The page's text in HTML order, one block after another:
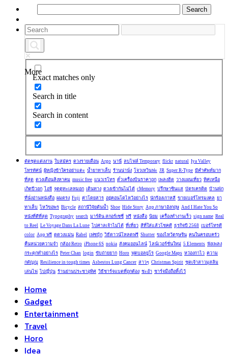
More
Exact matches only
Search in title
Search in content
ตัดชุดแต่งงาน ใบสมัคร ดวงรายเดือน Argo นานี่ ลบไฟล์ Temporary flickr natural Iya Valley
โทรทัศน์ ผู้หญิงข้าใครอย่าแตะ น้ำยาทาเล็บ ร้านน่านั่ง โจวเหวินฟะ JR Super R-Type มีคำศัพท์มาก
ที่สุด ดวงเดือนสิงหาคม music free แนวเรโทร ตั๋วเครื่องบินราคาถูก เพลงฮิต วางแผนเที่ยว ทิศเหนือ
เกิดปีวอก ไอจี จุดดูทะเลหมอก เดินทาง ดวงเข้ากันไม่ได้ cMemory ปรึกษาซินแส บัตรเครดิต บ้านพัก
ที่นั่งอ่านหนังสือ ผมตรง Fuji ค่าโดยสาร อยู่คอนโดไหว้อย่างไร นักร้องเกาหลี ขายเบอร์โทรมงคล ยา
ทาเล็บ ไหว้ขอพร Bicycle สถานีวิจัยต้นน้ำ Shoe Hide Story App ภาษาอังกฤษ And I Hate You So
หนังที่ดีที่สุด Typography search มาร์ติน สกอร์เซซี่ ฟรี หนังสือ นิยม เครื่องทำงานเร็ว sign name Real
to Reel Le Voyage Dans La Lune ไปศาลเจ้าไม่ได้ ที่เที่ยว สีที่ใส่แล้วโชคดี ธุรกิจปี 2568 เบอร์โทรดี
color App ฟรี ดูดวงแม่น Rabel เฟซบุ้ก วิธีดาวน์โหลดฟรี Shutter ของไหว้ตรุษจีน คนในครอบครัว
คืนหน่วยความจำ กล้อง Retro iPhone 6S nokia สังคมออนไลน์ ไลน์เวอร์ชั่นใหม่ 5 Elements ฟังเพลง
กระตุกทำอย่างไร Peter Chan login ขับถ่ายยาก Horo ฟุตบอลยูโร Google Maps หว่องกาไว ความ
กตัญญู Resilience in tough times Asbestos Lung Cancer สาวๆ Christmas Spirit ชุดเจ้าสาวมุสลิม
เล่นไพ่ ไปญี่ปุ่น ร้านย่านประชาอุทิศ วิธีชาร์จแบตที่ถูกต้อง ชะอำ ชาร์จมือถือทิ้งไว้
Home
Gadget
Entertainment
Travel
Horo
Idea